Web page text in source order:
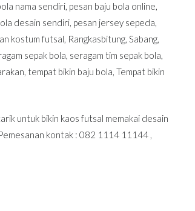
nama sendiri, pesan baju bola online,
desain sendiri, pesan jersey sepeda,
kostum futsal, Rangkasbitung, Sabang,
sepak bola, seragam tim sepak bola,
, tempat bikin baju bola, Tempat bikin
bikin kaos futsal memakai desain
kontak : 082 1114 11144 ,